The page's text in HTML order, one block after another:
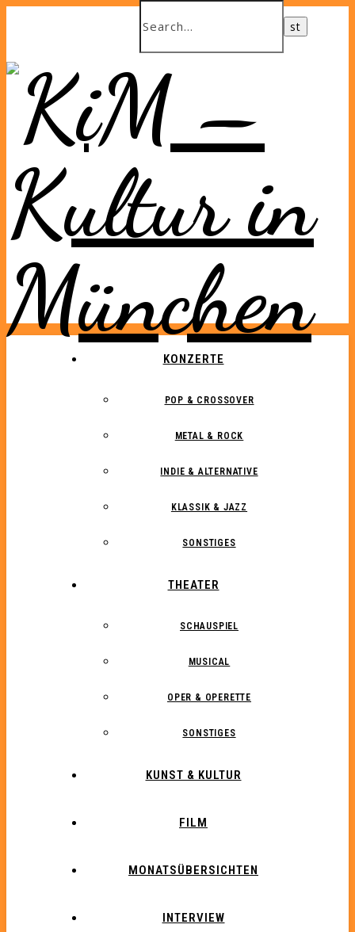
KONZERTE
POP & CROSSOVER
METAL & ROCK
INDIE & ALTERNATIVE
KLASSIK & JAZZ
SONSTIGES
THEATER
SCHAUSPIEL
MUSICAL
OPER & OPERETTE
SONSTIGES
KUNST & KULTUR
FILM
MONATSÜBERSICHTEN
INTERVIEW